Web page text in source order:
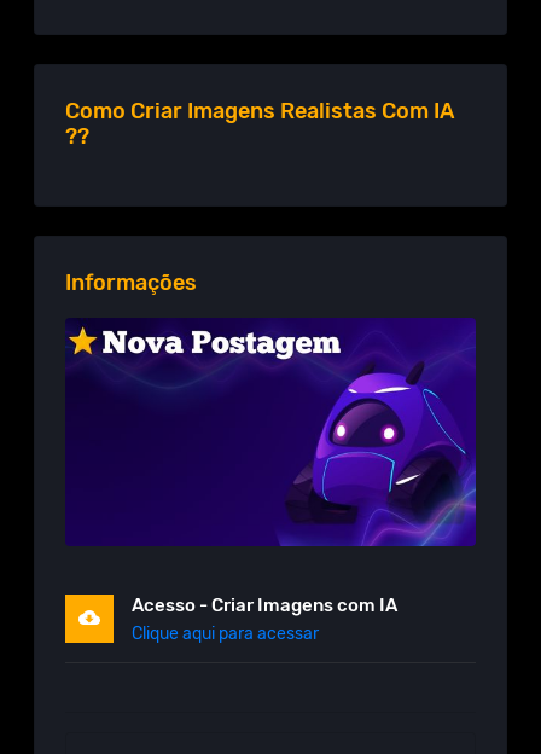
Como Criar Imagens Realistas Com IA
??
Informações
Acesso - Criar Imagens com IA
Clique aqui para acessar